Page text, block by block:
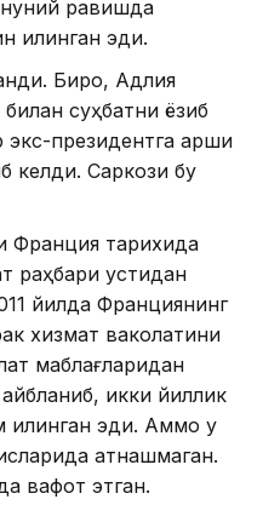
равишда
қилинган эди.
Бироқ, Адлия
суҳбатни ёзиб
президентга қарши
келди. Саркози бу
Франция тарихида
раҳбари устидан
йилда Франциянинг
хизмат ваколатини
маблағларидан
икки йиллик
қилинган эди. Аммо у
қатнашмаган.
вафот этган.